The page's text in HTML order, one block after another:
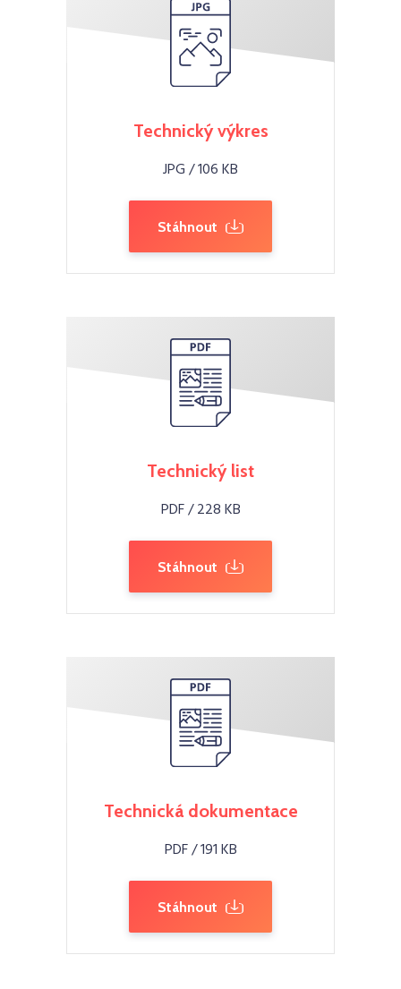
Technický výkres
JPG / 106 KB
Stáhnout
Technický list
PDF / 228 KB
Stáhnout
Technická dokumentace
PDF / 191 KB
Stáhnout